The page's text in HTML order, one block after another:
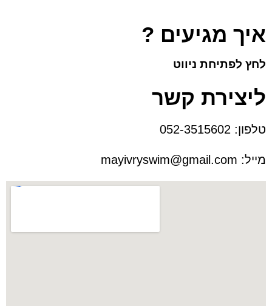
איך מגיעים ?
לחץ לפתיחת ניווט
ליצירת קשר
טלפון:
מייל: mayivryswim@gmail.com